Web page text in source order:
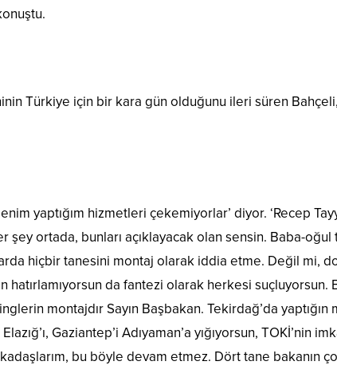
Türkiye için bir kara gün olduğunu ileri süren
yaptığım hizmetleri çekemiyorlar’ diyor. ‘Recep
ortada, bunları açıklayacak olan sensin. Baba-
hiçbir tanesini montaj olarak iddia etme. Değil mi,
hatırlamıyorsun da fantezi olarak herkesi
montajdır Sayın Başbakan. Tekirdağ’da
Gaziantep’i Adıyaman’a yığıyorsun, TOKİ’nin
bu böyle devam etmez. Dört tane bakanın